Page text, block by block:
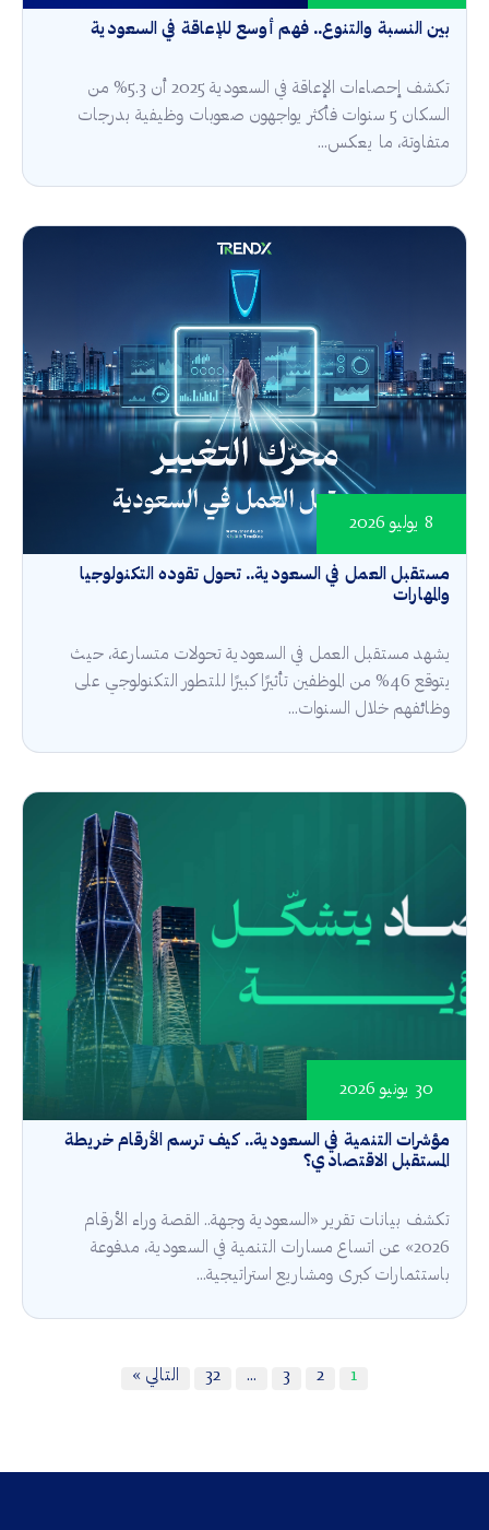
بين النسبة والتنوع.. فهم أوسع للإعاقة في السعودية
تكشف إحصاءات الإعاقة في السعودية 2025 أن 5.3% من
السكان 5 سنوات فأكثر يواجهون صعوبات وظيفية بدرجات
متفاوتة، ما يعكس...
مستقبل العمل في السعودية.. تحول تقوده التكنولوجيا
والمهارات
8 يوليو 2026
يشهد مستقبل العمل في السعودية تحولات متسارعة، حيث
يتوقع 46% من الموظفين تأثيرًا كبيرًا للتطور التكنولوجي على
وظائفهم خلال السنوات...
مؤشرات التنمية في السعودية.. كيف ترسم الأرقام خريطة
المستقبل الاقتصادي؟
30 يونيو 2026
تكشف بيانات تقرير «السعودية وجهة.. القصة وراء الأرقام
2026» عن اتساع مسارات التنمية في السعودية، مدفوعة
باستثمارات كبرى ومشاريع استراتيجية...
1
2
3
…
32 التالي »